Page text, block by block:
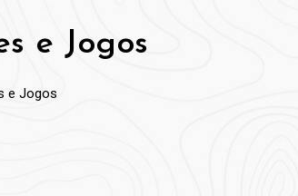
e Jogos
e Jogos